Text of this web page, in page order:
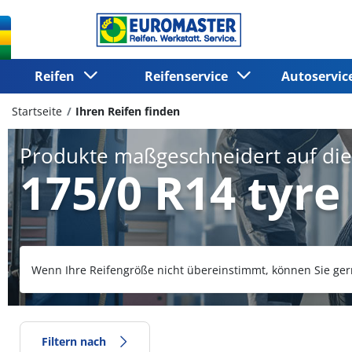
Reifen Reifenservice
Startseite Ihren Reifen finden
Produkte maßgeschneidert auf
175/0 R14 tyre
Wenn Ihre Reifengröße nicht übereinstimmt, können Sie
Filtern nach